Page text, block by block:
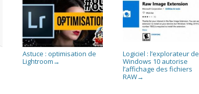
Astuce : optimisation de
Lightroom →
Logiciel : l’explorateur de
Windows 10 autorise
l’affichage des fichiers
RAW→